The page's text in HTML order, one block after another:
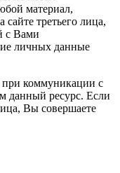
материал,
третьего лица,
с Вами
личных данные
при коммуникации с
данный ресурс. Если
Вы совершаете